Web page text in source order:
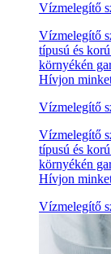
Vízmelegítő
Vízmelegítő
típusú és
környékén
Hívjon
Vízmelegítő
Vízmelegítő
típusú és
környékén
Hívjon
Vízmelegítő